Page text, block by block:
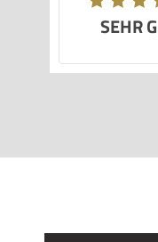
SEHR